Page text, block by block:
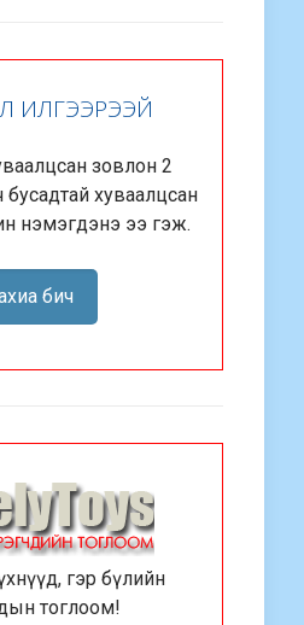
ИЛГЭЭРЭЭЙ
зовлон 2
хуваалцсан
нэмэгдэнэ ээ гэж.
бич
гэр бүлийн
тоглоом!